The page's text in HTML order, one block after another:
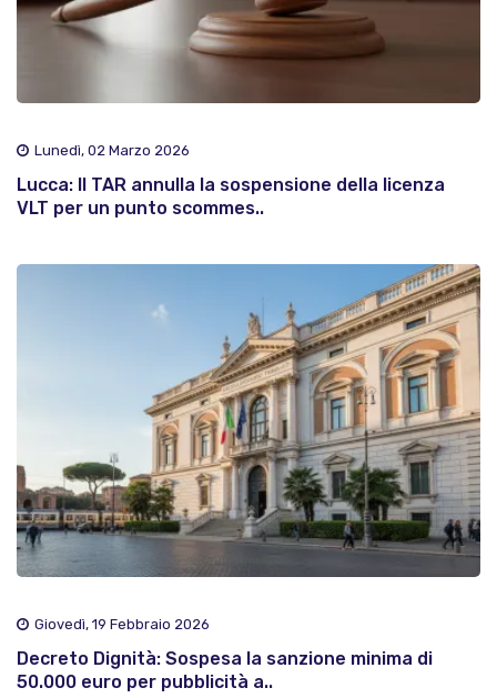
Lunedì, 02 Marzo 2026
Lucca: Il TAR annulla la sospensione della licenza
VLT per un punto scommes..
Giovedì, 19 Febbraio 2026
Decreto Dignità: Sospesa la sanzione minima di
50.000 euro per pubblicità a..